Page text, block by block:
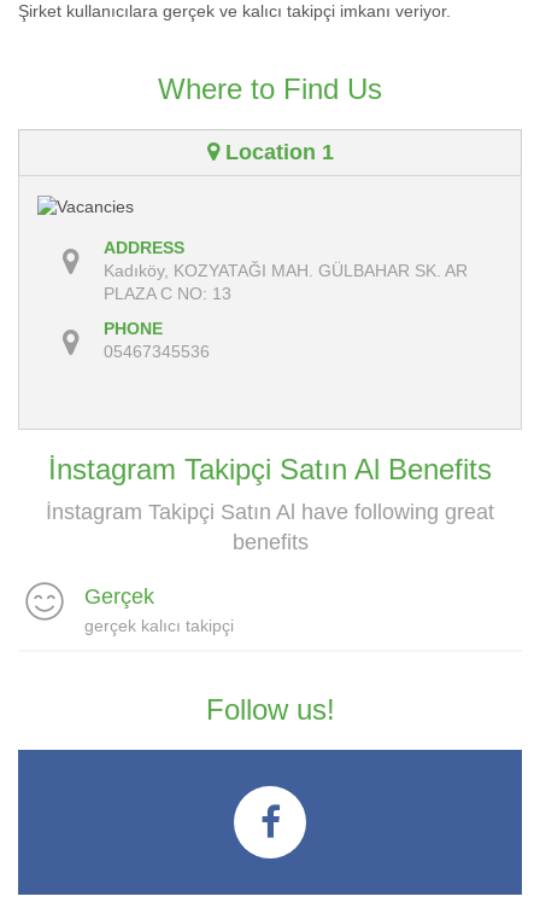
Şirket kullanıcılara gerçek ve kalıcı takipçi imkanı veriyor.
Where to Find Us
Location 1
ADDRESS
Kadıköy, KOZYATAĞI MAH. GÜLBAHAR SK. AR
PLAZA C NO: 13
PHONE
05467345536
İnstagram Takipçi Satın Al Benefits
İnstagram Takipçi Satın Al have following great
benefits
Gerçek
gerçek kalıcı takipçi
Follow us!